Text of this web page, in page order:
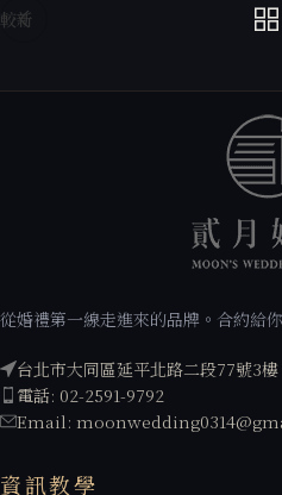
較新
從婚禮第一線走進來的品牌。合約給
台北市大同區延平北路二段77號3樓
電話: 02-2591-9792
Email:
資訊教學